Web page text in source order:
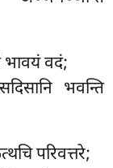
भावयं वदं;
भवन्ति
परिवत्तरे;